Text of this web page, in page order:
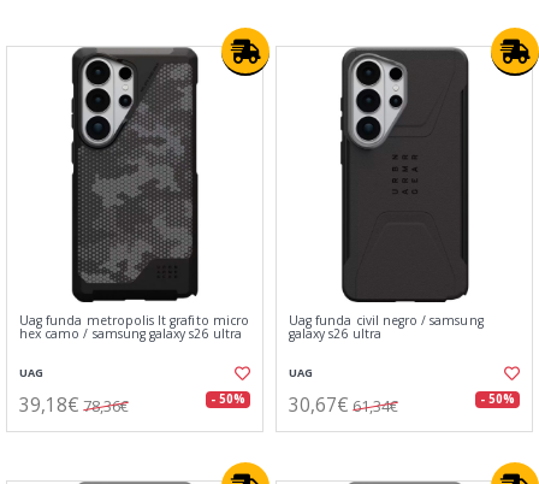
Uag funda metropolis lt grafito micro
hex camo / samsung galaxy s26 ultra
UAG
39,18€ 78,36€ - 50%
Uag funda civil negro / samsung
galaxy s26 ultra
UAG
30,67€ 61,34€ - 50%